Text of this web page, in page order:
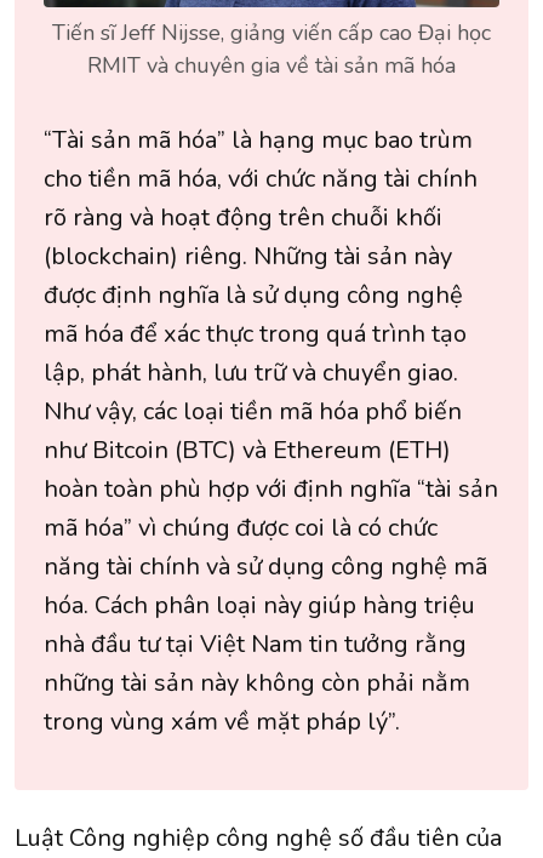
Tiến sĩ Jeff Nijsse, giảng viến cấp cao Đại học
RMIT và chuyên gia về tài sản mã hóa
“Tài sản mã hóa” là hạng mục bao trùm
cho tiền mã hóa, với chức năng tài chính
rõ ràng và hoạt động trên chuỗi khối
(blockchain) riêng. Những tài sản này
được định nghĩa là sử dụng công nghệ
mã hóa để xác thực trong quá trình tạo
lập, phát hành, lưu trữ và chuyển giao.
Như vậy, các loại tiền mã hóa phổ biến
như Bitcoin (BTC) và Ethereum (ETH)
hoàn toàn phù hợp với định nghĩa “tài sản
mã hóa” vì chúng được coi là có chức
năng tài chính và sử dụng công nghệ mã
hóa. Cách phân loại này giúp hàng triệu
nhà đầu tư tại Việt Nam tin tưởng rằng
những tài sản này không còn phải nằm
trong vùng xám về mặt pháp lý”.
Luật Công nghiệp công nghệ số đầu tiên của